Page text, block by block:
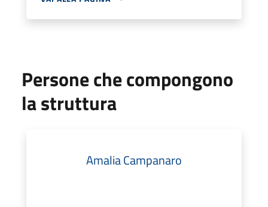
Persone che compongono
la struttura
Amalia Campanaro